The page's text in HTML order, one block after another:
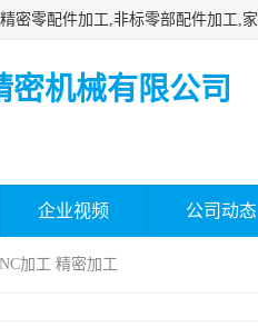
密机械有限公司
企业视频 公司动态
加工 精密加工